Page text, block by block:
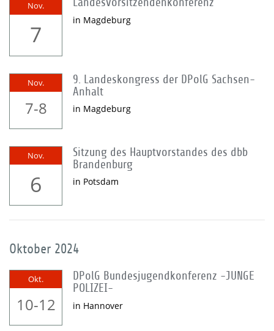
Nov.
7
Landesvorsitzendenkonferenz
in Magdeburg
Nov.
7-8
9. Landeskongress der DPolG Sachsen-
Anhalt
in Magdeburg
Nov.
6
Sitzung des Hauptvorstandes des dbb
Brandenburg
in Potsdam
Oktober 2024
Okt.
10-12
DPolG Bundesjugendkonferenz -JUNGE
POLIZEI-
in Hannover